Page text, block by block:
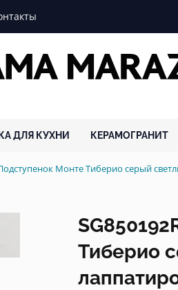
ДЛЯ КУХНИ КЕРАМОГРАНИТ
Подступенок Монте Тиберио серый
Тиберио